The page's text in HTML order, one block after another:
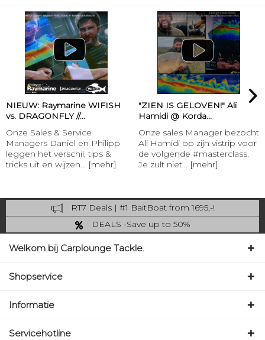
NIEUW: Raymarine WIFISH
vs. DRAGONFLY //...
Onze Sales & Service
Managers Daniel en Philipp
leggen het verschil, tips &
tricks uit en wijzen... [mehr]
"ZIEN IS GELOVEN!" Ali
Hamidi @ Korda...
Onze sales Manager bezocht
Ali Hamidi op zijn vistrip voor
de volgende #masterclass.
Je zult niet... [mehr]
RT7 Deals | #1 BaitBoat from 1695,-!
Catch more: upgrade your fishing now!
DEALS -Save up to 50%
Welkom bij Carplounge Tackle.
Shopservice
Informatie
Servicehotline